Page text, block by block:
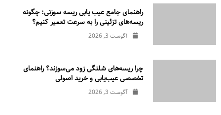
راهنمای جامع عیب یابی ریسه سوزنی: چگونه
ریسه‌های تزئینی را به سرعت تعمیر کنیم؟
آگوست 3, 2026
چرا ریسه‌های شلنگی زود می‌سوزند؟ راهنمای
تخصصی عیب‌یابی و خرید اصولی
آگوست 3, 2026